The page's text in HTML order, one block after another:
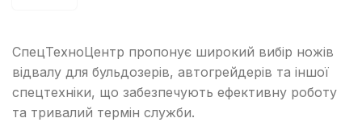
СпецТехноЦентр пропонує широкий вибір ножів
відвалу для бульдозерів, автогрейдерів та іншої
спецтехніки, що забезпечують ефективну роботу
та тривалий термін служби.